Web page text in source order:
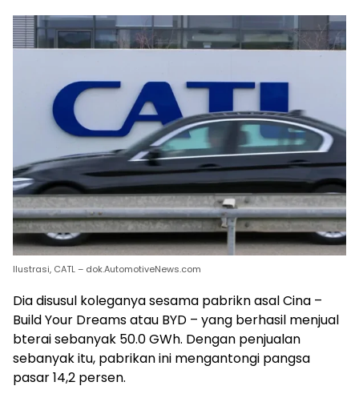
Ilustrasi, CATL – dok.AutomotiveNews.com
Dia disusul koleganya sesama pabrikn asal Cina –
Build Your Dreams atau BYD – yang berhasil menjual
bterai sebanyak 50.0 GWh. Dengan penjualan
sebanyak itu, pabrikan ini mengantongi pangsa
pasar 14,2 persen.